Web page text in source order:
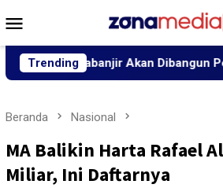
ke
Mobile
Trending
Akan Dibangun Pemerintah
Beranda Nasional
MA Balikin Harta Rafael
Miliar, Ini Daftarnya